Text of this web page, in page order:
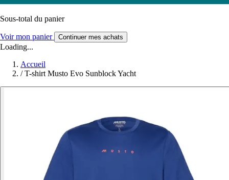
Sous-total du panier
Voir mon panier Continuer mes achats
Loading...
Accueil
/ T-shirt Musto Evo Sunblock Yacht